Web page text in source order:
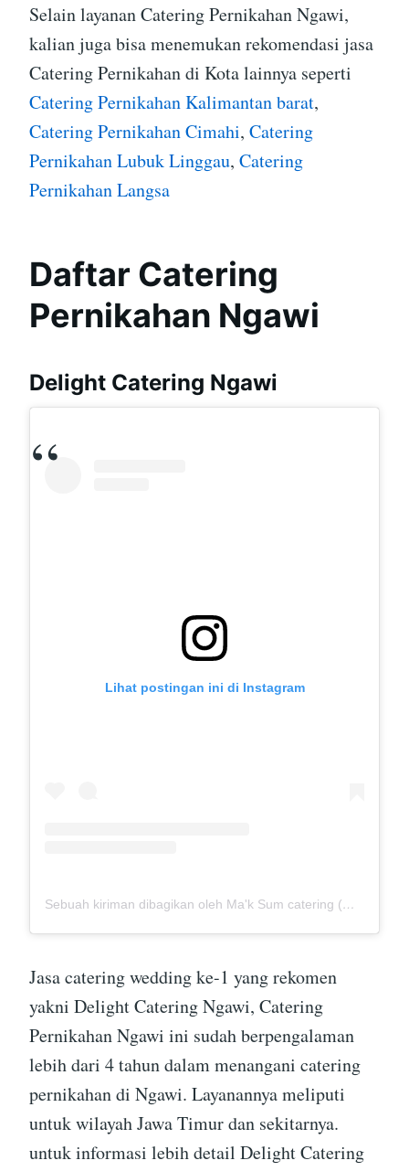
Selain layanan Catering Pernikahan Ngawi,
kalian juga bisa menemukan rekomendasi jasa
Catering Pernikahan di Kota lainnya seperti
Catering Pernikahan Kalimantan barat,
Catering Pernikahan Cimahi, Catering
Pernikahan Lubuk Linggau, Catering
Pernikahan Langsa
Daftar Catering
Pernikahan Ngawi
Delight Catering Ngawi
Lihat postingan ini di Instagram
Sebuah kiriman dibagikan oleh Ma'k Sum catering (@mak_sumcatering)
Jasa catering wedding ke-1 yang rekomen
yakni Delight Catering Ngawi, Catering
Pernikahan Ngawi ini sudah berpengalaman
lebih dari 4 tahun dalam menangani catering
pernikahan di Ngawi. Layanannya meliputi
untuk wilayah Jawa Timur dan sekitarnya.
untuk informasi lebih detail Delight Catering